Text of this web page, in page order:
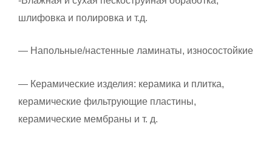
шлифовка и полировка и т.д.
— Напольные/настенные ламинаты, износостойкие
— Керамические изделия: керамика и плитка,
керамические фильтрующие пластины,
керамические мембраны и т. д.